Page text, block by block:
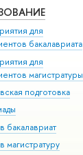
для
бакалавриата
для
магистратуры
подготовка
бакалавриат
магистратуру